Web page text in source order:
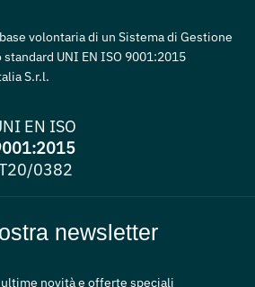
volontaria di un Sistema di Gestione
UNI EN ISO 9001:2015
S.r.l.
EN ISO
0382
newsletter
novità e offerte speciali